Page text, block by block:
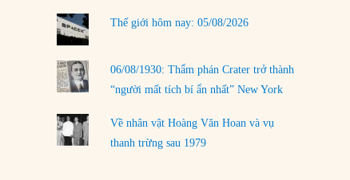
Thế giới hôm nay: 05/08/2026
06/08/1930: Thẩm phán Crater trở thành
“người mất tích bí ẩn nhất” New York
Về nhân vật Hoàng Văn Hoan và vụ
thanh trừng sau 1979